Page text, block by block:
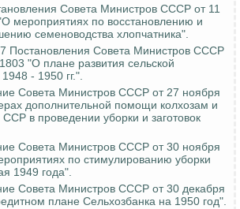
Совета Министров СССР от 11
мероприятиях по восстановлению и
семеноводства хлопчатника".
Постановления Совета Министров СССР
"О плане развития сельской
- 1950 гг.".
Совета Министров СССР от 27 ноября
дополнительной помощи колхозам и
ССР в проведении уборки и заготовок
Совета Министров СССР от 30 ноября
по стимулированию уборки
1949 года".
Совета Министров СССР от 30 декабря
плане Сельхозбанка на 1950 год".